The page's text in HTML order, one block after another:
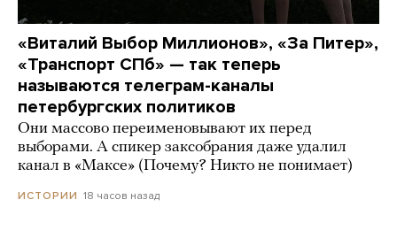
«Виталий Выбор Миллионов», «За Питер»,
«Транспорт СПб» — так теперь
называются телеграм-каналы
петербургских политиков
Они массово переименовывают их перед
выборами. А спикер заксобрания даже удалил
канал в «Максе» (Почему? Никто не понимает)
ИСТОРИИ 18 часов назад